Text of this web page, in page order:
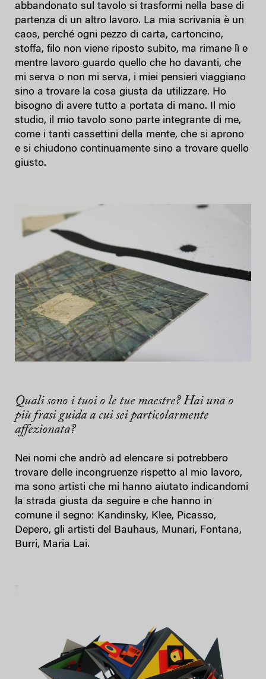
abbandonato sul tavolo si trasformi nella base di
partenza di un altro lavoro. La mia scrivania è un
caos, perché ogni pezzo di carta, cartoncino,
stoffa, filo non viene riposto subito, ma rimane lì e
mentre lavoro guardo quello che ho davanti, che
mi serva o non mi serva, i miei pensieri viaggiano
sino a trovare la cosa giusta da utilizzare. Ho
bisogno di avere tutto a portata di mano. Il mio
studio, il mio tavolo sono parte integrante di me,
come i tanti cassettini della mente, che si aprono
e si chiudono continuamente sino a trovare quello
giusto.
Quali sono i tuoi o le tue maestre? Hai una o
più frasi guida a cui sei particolarmente
affezionata?
Nei nomi che andrò ad elencare si potrebbero
trovare delle incongruenze rispetto al mio lavoro,
ma sono artisti che mi hanno aiutato indicandomi
la strada giusta da seguire e che hanno in
comune il segno: Kandinsky, Klee, Picasso,
Depero, gli artisti del Bauhaus, Munari, Fontana,
Burri, Maria Lai.